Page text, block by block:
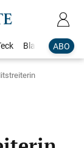
ABO
Blaulicht